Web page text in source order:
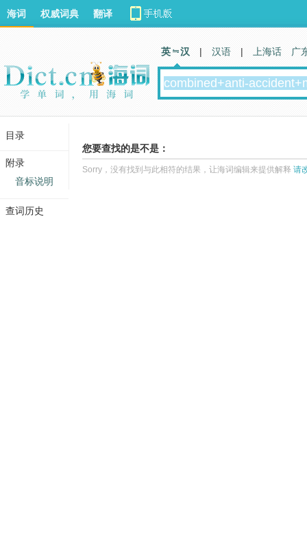
您要查找的是不是：
Sorry，没有找到与此相符的结果，让海词编辑来提供解释 请
海词 权威词典 翻译
英 汉 | 汉语 | 上海话 广
目录
附录
音标说明
查词历史